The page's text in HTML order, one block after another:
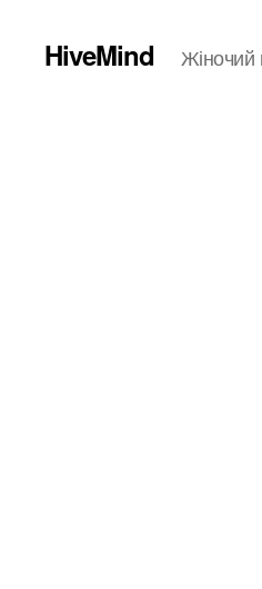
HiveMind Жіночий